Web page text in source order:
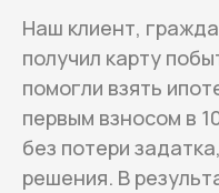
Наш клиент,
получил карту
помогли взять
первым взносом в
без потери
решения. В